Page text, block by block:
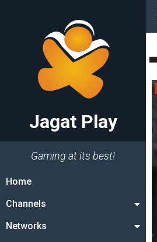
Jagat Play
Gaming at its best!
Home
Channels
Networks